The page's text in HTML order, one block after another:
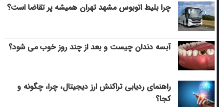
چرا بلیط اتوبوس مشهد تهران همیشه پر تقاضا است؟
آبسه دندان چیست و بعد از چند روز خوب می‌ شود؟
راهنمای ردیابی تراکنش ارز دیجیتال، چرا، چگونه و
کجا؟